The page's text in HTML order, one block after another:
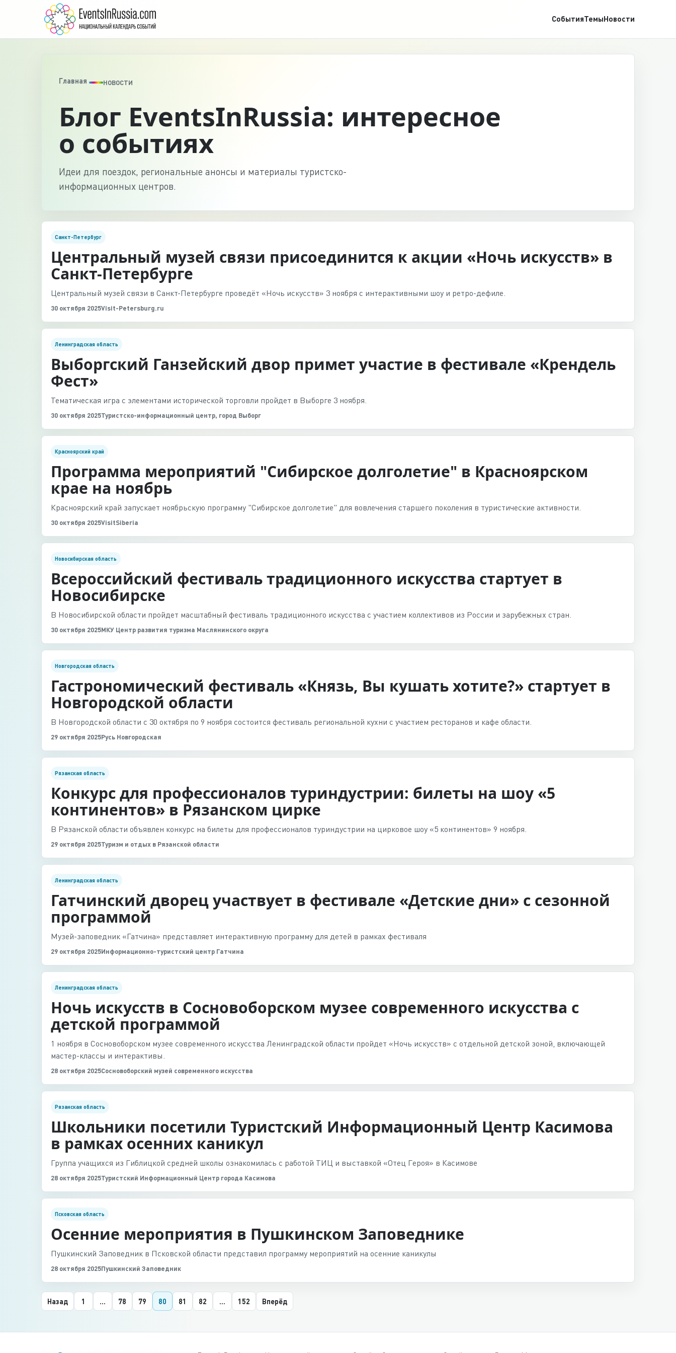
СобытияТемыНовости
Главная НОВОСТИ
Блог EventsInRussia: интересное
о событиях
Идеи для поездок, региональные анонсы и материалы туристско-
информационных центров.
Санкт-Петербург
Центральный музей связи присоединится к акции «Ночь искусств» в
Санкт-Петербурге
Центральный музей связи в Санкт-Петербурге проведёт «Ночь искусств» 3 ноября с интерактивными шоу и ретро-дефиле.
30 октября 2025Visit-Petersburg.ru
Ленинградская область
Выборгский Ганзейский двор примет участие в фестивале «Крендель
Фест»
Тематическая игра с элементами исторической торговли пройдет в Выборге 3 ноября.
30 октября 2025Туристско-информационный центр, город Выборг
Красноярский край
Программа мероприятий "Сибирское долголетие" в Красноярском
крае на ноябрь
Красноярский край запускает ноябрьскую программу "Сибирское долголетие" для вовлечения старшего поколения в туристические активности.
30 октября 2025VisitSiberia
Новосибирская область
Всероссийский фестиваль традиционного искусства стартует в
Новосибирске
В Новосибирской области пройдет масштабный фестиваль традиционного искусства с участием коллективов из России и зарубежных стран.
30 октября 2025МКУ Центр развития туризма Маслянинского округа
Новгородская область
Гастрономический фестиваль «Князь, Вы кушать хотите?» стартует в
Новгородской области
В Новгородской области с 30 октября по 9 ноября состоится фестиваль региональной кухни с участием ресторанов и кафе области.
29 октября 2025Русь Новгородская
Рязанская область
Конкурс для профессионалов туриндустрии: билеты на шоу «5
континентов» в Рязанском цирке
В Рязанской области объявлен конкурс на билеты для профессионалов туриндустрии на цирковое шоу «5 континентов» 9 ноября.
29 октября 2025Туризм и отдых в Рязанской области
Ленинградская область
Гатчинский дворец участвует в фестивале «Детские дни» с сезонной
программой
Музей-заповедник «Гатчина» представляет интерактивную программу для детей в рамках фестиваля
29 октября 2025Информационно-туристский центр Гатчина
Ленинградская область
Ночь искусств в Сосновоборском музее современного искусства с
детской программой
1 ноября в Сосновоборском музее современного искусства Ленинградской области пройдет «Ночь искусств» с отдельной детской зоной, включающей
мастер-классы и интерактивы.
28 октября 2025Сосновоборский музей современного искусства
Рязанская область
Школьники посетили Туристский Информационный Центр Касимова
в рамках осенних каникул
Группа учащихся из Гиблицкой средней школы ознакомилась с работой ТИЦ и выставкой «Отец Героя» в Касимове
28 октября 2025Туристский Информационный Центр города Касимова
Псковская область
Осенние мероприятия в Пушкинском Заповеднике
Пушкинский Заповедник в Псковской области представил программу мероприятий на осенние каникулы
28 октября 2025Пушкинский Заповедник
Назад 1 ... 78 79 80 81 82 ... 152 Вперёд